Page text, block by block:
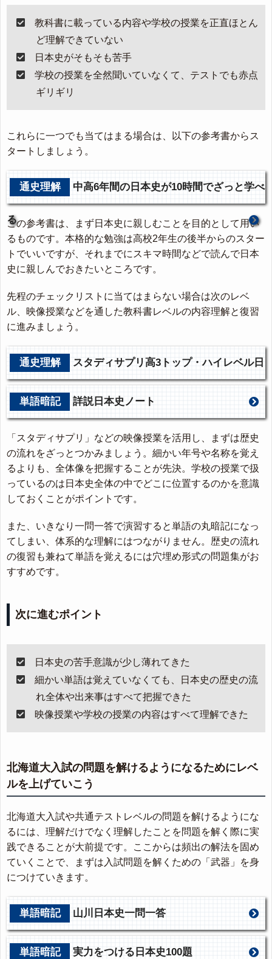
教科書に載っている内容や学校の授業を正直ほとん
ど理解できていない
日本史がそもそも苦手
学校の授業を全然聞いていなくて、テストでも赤点
ギリギリ
これらに一つでも当てはまる場合は、以下の参考書からス
タートしましょう。
通史理解 中高6年間の日本史が10時間でざっと学べ
る
この参考書は、まず日本史に親しむことを目的として用い
るものです。本格的な勉強は高校2年生の後半からのスター
トでいいですが、それまでにスキマ時間などで読んで日本
史に親しんでおきたいところです。
先程のチェックリストに当てはまらない場合は次のレベ
ル、映像授業などを通した教科書レベルの内容理解と復習
に進みましょう。
通史理解 スタディサプリ高3トップ・ハイレベル日
本史
単語暗記 詳説日本史ノート
「スタディサプリ」などの映像授業を活用し、まずは歴史
の流れをざっとつかみましょう。細かい年号や名称を覚え
るよりも、全体像を把握することが先決。学校の授業で扱
っているのは日本史全体の中でどこに位置するのかを意識
しておくことがポイントです。
また、いきなり一問一答で演習すると単語の丸暗記になっ
てしまい、体系的な理解にはつながりません。歴史の流れ
の復習も兼ねて単語を覚えるには穴埋め形式の問題集がお
すすめです。
次に進むポイント
日本史の苦手意識が少し薄れてきた
細かい単語は覚えていなくても、日本史の歴史の流
れ全体や出来事はすべて把握できた
映像授業や学校の授業の内容はすべて理解できた
北海道大入試の問題を解けるようになるためにレベ
ルを上げていこう
北海道大入試や共通テストレベルの問題を解けるようにな
るには、理解だけでなく理解したことを問題を解く際に実
践できることが大前提です。ここからは頻出の解法を固め
ていくことで、まずは入試問題を解くための「武器」を身
につけていきます。
単語暗記 山川日本史一問一答
単語暗記 実力をつける日本史100題